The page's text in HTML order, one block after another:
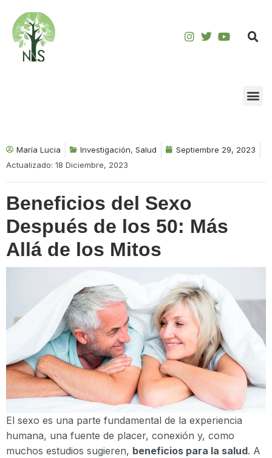
Saltar
contenido
María Lucia Investigación, Salud
Septiembre 29, 2023
Actualizado: 18 Diciembre, 2023
Beneficios del Sexo
Después de los 50: Más
Allá de los Mitos
El sexo es una parte fundamental de la experiencia
humana, una fuente de placer, conexión y, como
muchos estudios sugieren, beneficios para la salud. A